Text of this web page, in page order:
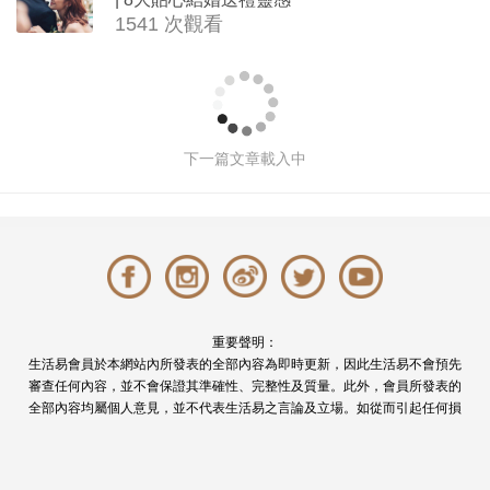
1541 次觀看
小型婚宴場地酒店2026| 8間酒店小型婚
禮推介| 婚宴套餐/證婚套餐收費
酒店 婚宴場地 輕婚禮